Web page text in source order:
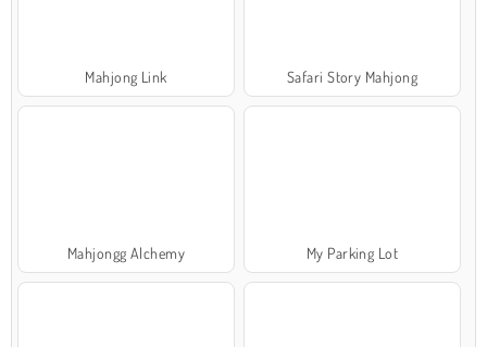
Mahjong Link Safari Story Mahjong
Mahjongg Alchemy My Parking Lot